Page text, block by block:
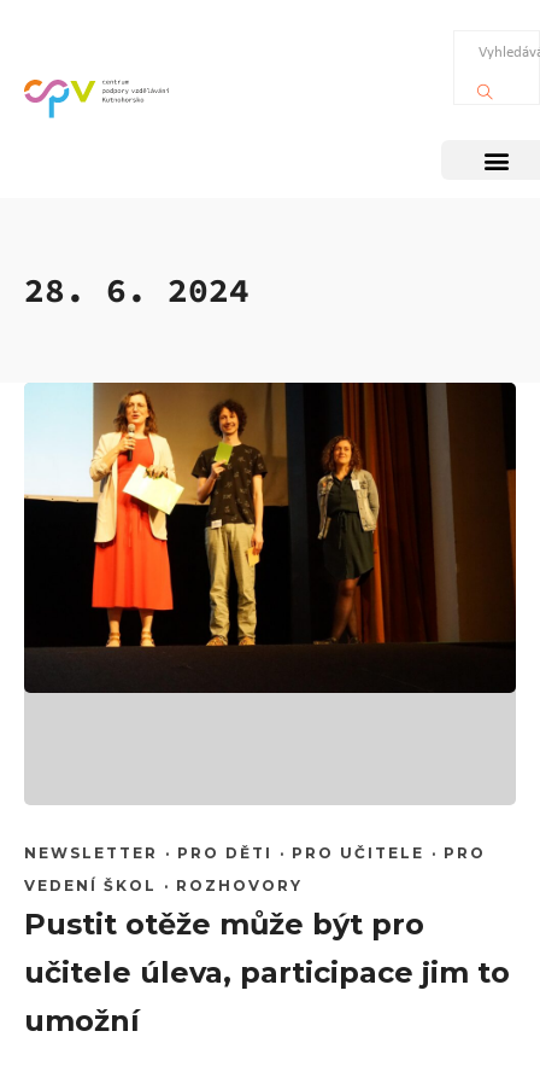
28. 6. 2024
NEWSLETTER · PRO DĚTI · PRO UČITELE · PRO
VEDENÍ ŠKOL
· ROZHOVORY
Pustit otěže může být pro
učitele úleva, participace jim to
umožní